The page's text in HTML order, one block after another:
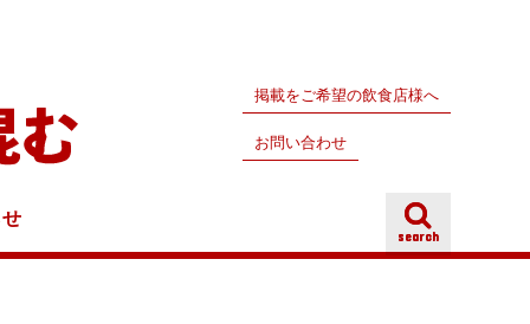
掲載をご希望の飲食店様へ
お問い合わせ
search
search